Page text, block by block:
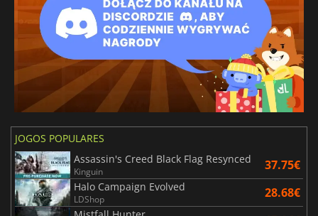
JOGOS POPULARES
Assassin's Creed Black Flag Resynced
Kinguin 37.75€
Halo Campaign Evolved
LDShop 28.68€